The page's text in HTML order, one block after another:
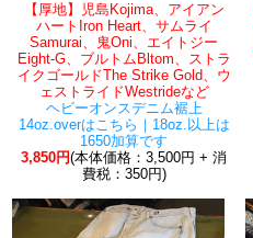
【厚地】児島Kojima、アイアン
ハートIron Heart、サムライ
Samurai、鬼Oni、エイトジー
Eight-G、ブルトムBltom、ストラ
イクゴールドThe Strike Gold、ウ
ェストライドWestrideなど
ヘビーオンスデニム裾上
14oz.overはこちら｜18oz.以上は
1650加算です
3,850円(本体価格：3,500円 + 消
費税：350円)